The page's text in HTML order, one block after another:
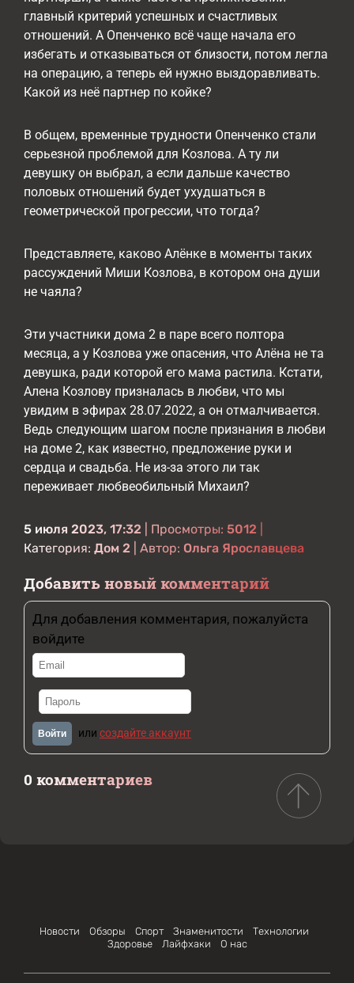
главный критерий успешных и счастливых
отношений. А Опенченко всё чаще начала его
избегать и отказываться от близости, потом легла
на операцию, а теперь ей нужно выздоравливать.
Какой из неё партнер по койке?
В общем, временные трудности Опенченко стали
серьезной проблемой для Козлова. А ту ли
девушку он выбрал, а если дальше качество
половых отношений будет ухудшаться в
геометрической прогрессии, что тогда?
Представляете, каково Алёнке в моменты таких
рассуждений Миши Козлова, в котором она души
не чаяла?
Эти участники дома 2 в паре всего полтора
месяца, а у Козлова уже опасения, что Алёна не та
девушка, ради которой его мама растила. Кстати,
Алена Козлову призналась в любви, что мы
увидим в эфирах 28.07.2022, а он отмалчивается.
Ведь следующим шагом после признания в любви
на доме 2, как известно, предложение руки и
сердца и свадьба. Не из-за этого ли так
переживает любвеобильный Михаил?
5 июля 2023, 17:32 | Просмотры: 5012
Категория: Дом 2 | Автор: Ольга Ярославцева
Добавить новый комментарий
Для добавления комментария, пожалуйста
войдите
Войти или создайте аккаунт
0 комментариев
Новости Обзоры Спорт Знаменитости
Технологии
Здоровье
Лайфхаки О нас